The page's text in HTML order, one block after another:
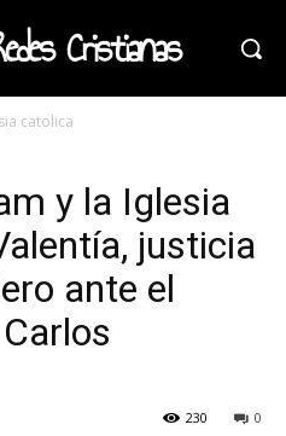
Cristianas
catolica
y la Iglesia
justicia
ante el
0
230